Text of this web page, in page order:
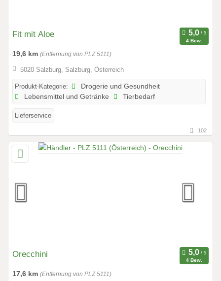
Fit mit Aloe
4 Bew.
19,6 km (Entfernung von PLZ 5111)
5020 Salzburg, Salzburg, Österreich
Produkt-Kategorie:
Drogerie und Gesundheit
Lebensmittel und Getränke
Tierbedarf
Lieferservice
102
Orecchini
4 Bew.
17,6 km (Entfernung von PLZ 5111)